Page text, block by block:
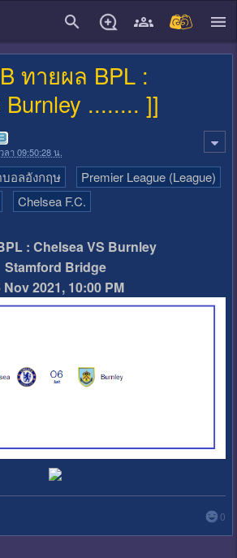
ทายผล BPL :
........ ]]
า 09:50:28 น.
อลอังกฤษ
Premier League (League)
Chelsea F.C.
: Chelsea VS Burnley
Stamford Bridge
Nov 2021, 10:00 PM
0
close